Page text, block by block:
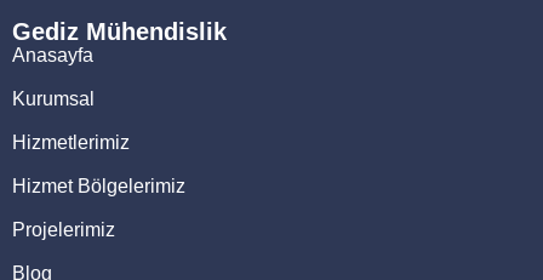
Gediz Mühendislik
Anasayfa
Kurumsal
Hizmetlerimiz
Hizmet Bölgelerimiz
Projelerimiz
Blog